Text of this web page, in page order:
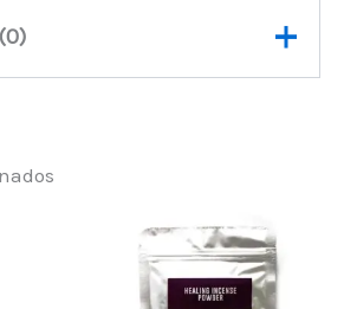
Incense Powder –
100gm”